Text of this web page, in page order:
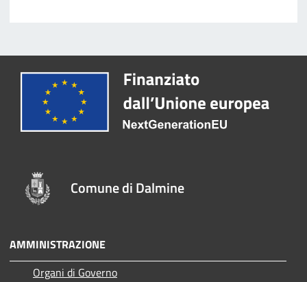
Comune di Dalmine
AMMINISTRAZIONE
Organi di Governo